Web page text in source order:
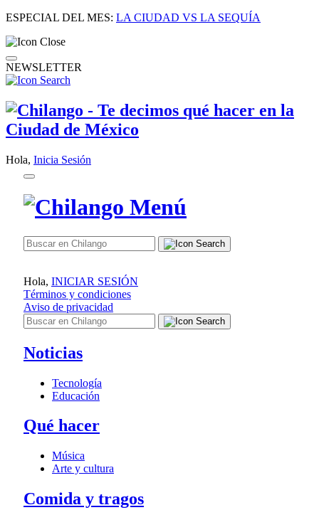
ESPECIAL DEL MES: LA CIUDAD VS LA SEQUÍA
NEWSLETTER
Hola, Inicia Sesión
Hola, INICIAR SESIÓN
Términos y condiciones
Aviso de privacidad
Noticias
Tecnología
Educación
Qué hacer
Música
Arte y cultura
Comida y tragos